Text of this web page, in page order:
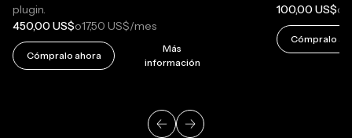
plugin.
450,00 US$o17,50 US$/mes
Cómpralo ahora
Más
información
100,00 US$o
Cómpralo